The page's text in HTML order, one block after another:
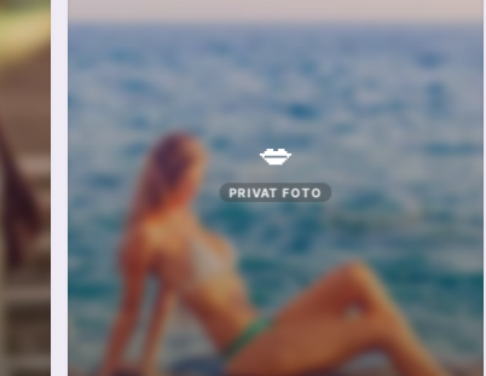
💋
PRIVAT FOTO